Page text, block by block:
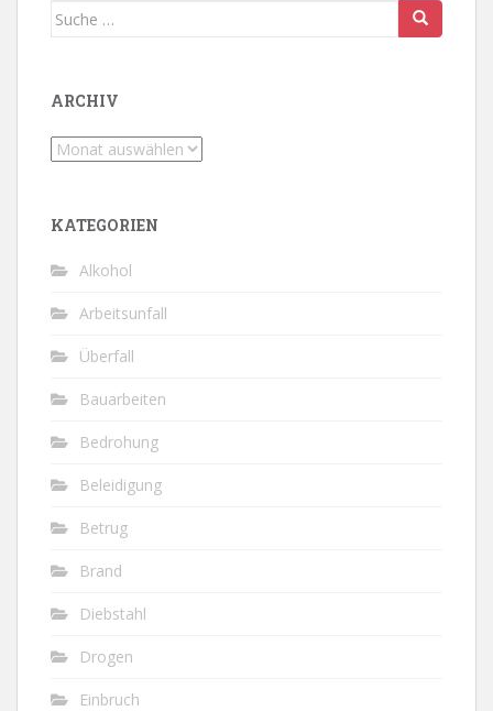
Suche
ARCHIV
Archiv
KATEGORIEN
Alkohol
Arbeitsunfall
Überfall
Bauarbeiten
Bedrohung
Beleidigung
Betrug
Brand
Diebstahl
Drogen
Einbruch